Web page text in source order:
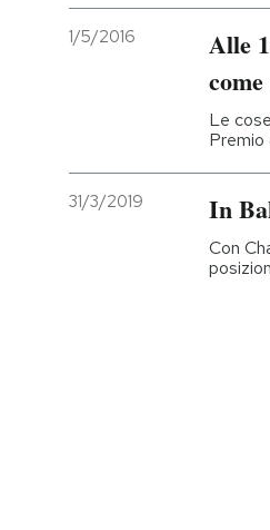
1/5/2016
Alle
Le
Premio
31/3/2019 In
Con